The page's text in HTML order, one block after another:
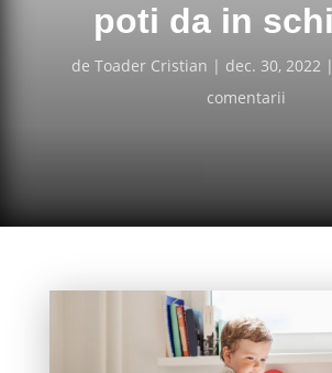
poti da in
deToader Cristian dec. 30, 2022
comentarii